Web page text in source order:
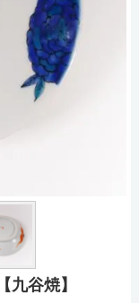
九谷焼】